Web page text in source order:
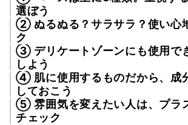
選ぼう
② ぬるぬる？サラサラ？使い心
ク
③ デリケートゾーンにも使用で
しよう
④ 肌に使用するものだから、成
しておこう
⑤ 雰囲気を変えたい人は、プラ
チェック